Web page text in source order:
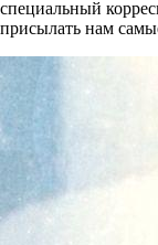
специальный
присылать нам